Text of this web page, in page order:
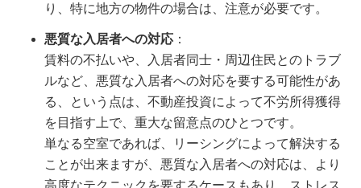
り、特に地方の物件の場合は、注意が必要です。
悪質な入居者への対応 ：
賃料の不払いや、入居者同士・周辺住民とのトラブ
ルなど、悪質な入居者への対応を要する可能性があ
る、という点は、不動産投資によって不労所得獲得
を目指す上で、重大な留意点のひとつです。
単なる空室であれば、リーシングによって解決する
ことが出来ますが、悪質な入居者への対応は、より